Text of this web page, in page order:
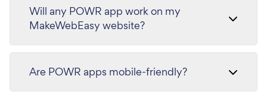
Will any POWR app work on my
MakeWebEasy website?
Are POWR apps mobile-friendly?